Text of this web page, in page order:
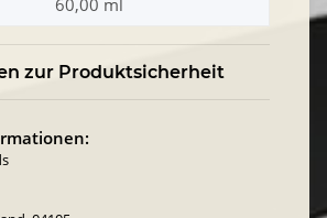
60,00 ml
zur Produktsicherheit